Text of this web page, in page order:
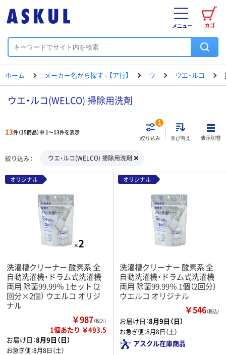
カゴ
メニュー
ホーム メーカー名から探す - 【ア行】 ウ ウエ・ルコ
ウエ・ルコ(WELCO) 掃除用洗剤
13件（15商品）中 1～13件を表示
絞り込み
1
並び替え 表示切替
絞り込み ウエ・ルコ(WELCO) 掃除用洗剤
オリジナル
洗濯槽クリーナー 酸素系 全
自動洗濯機・ドラム式洗濯機
両用 除菌99.99％ 1セット（2
回分×2個） ウエルコ オリジ
ナル
￥987（税込）
1個あたり ￥493.5
お届け日：8月9日（日）
お急ぎ便：8月8日（土）
オリジナル
洗濯槽クリーナー 酸素系 全
自動洗濯機・ドラム式洗濯機
両用 除菌99.99％ 1個（2回分）
ウエルコ オリジナル
￥546（税込）
お届け日：8月9日（日）
お急ぎ便：8月8日（土）
アスクル在庫商品